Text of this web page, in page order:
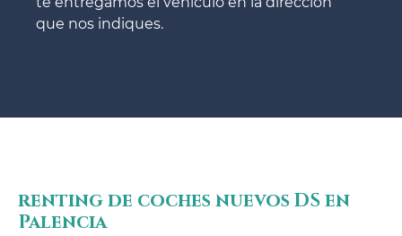
que nos indiques.
renting de coches nuevos DS en
Palencia